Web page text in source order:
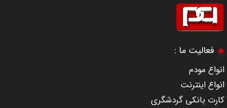
​​​​​​​فعالیت ما :
​انواع مودم
انواع اینترنت
کارت بانکی گردشگری